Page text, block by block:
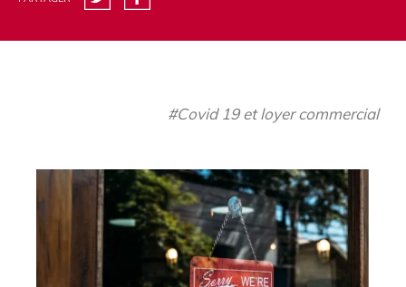
#Covid 19 et loyer commercial